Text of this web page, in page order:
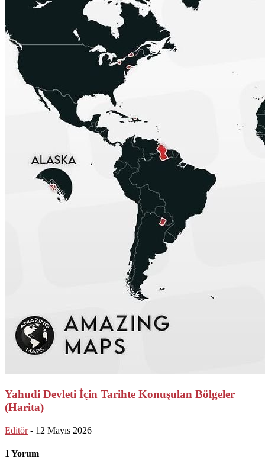
Yahudi Devleti İçin Tarihte Konuşulan Bölgeler
(Harita)
Editör - 12 Mayıs 2026
1 Yorum